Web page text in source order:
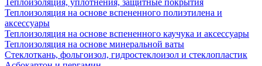
Теплоизоляция, уплотнения, защитные покрытия
Теплоизоляция на основе вспененного полиэтилена и
аксессуары
Теплоизоляция на основе вспененного каучука и аксессуары
Теплоизоляция на основе минеральной ваты
Стеклоткань, фольгоизол, гидростеклоизол и стеклопластик